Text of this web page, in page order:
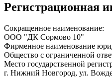
Регистрационная
Сокращенное наименование:
ООО "ДК Сормово 10"
Фирменное наименование
Общество с ограниченной
Место государственной
г. Нижний Новгород, ул.